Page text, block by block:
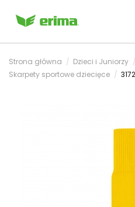
Strona główna Dzieci i Juniorzy
Skarpety sportowe dziecięce